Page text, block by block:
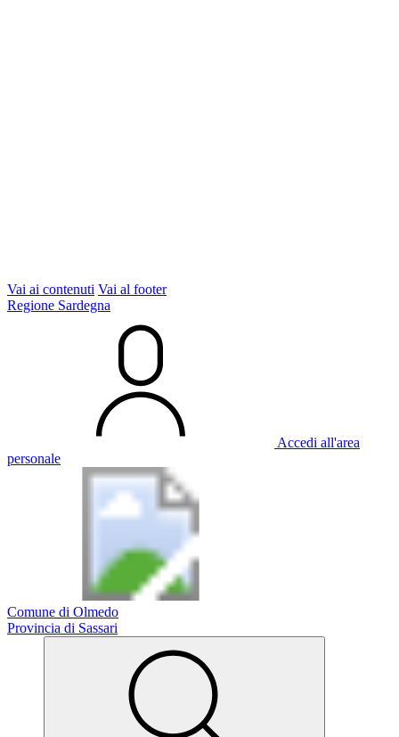
Vai ai contenuti Vai al footer
Regione Sardegna
Accedi all'area
personale
Comune di Olmedo
Provincia di Sassari